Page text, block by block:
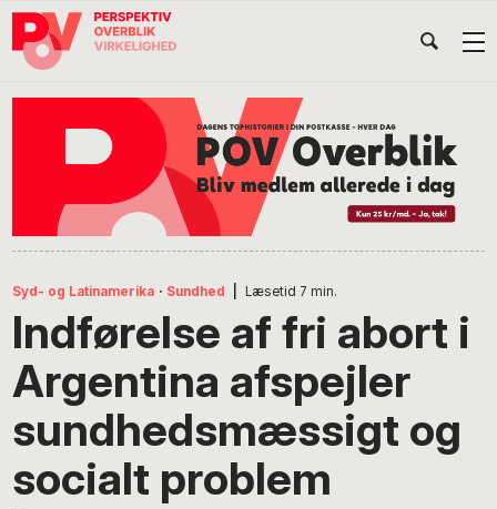
Gå
direkte
Skip
indhold
Gå
direkte
Syd- og Latinamerika · Sundhed Læsetid 7 min.
Indførelse af fri abort i
Argentina afspejler
sundhedsmæssigt og
socialt problem